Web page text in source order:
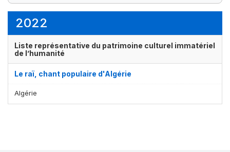
1
2022
Liste représentative du patrimoine culturel immatériel
de l’humanité
Le raï, chant populaire d'Algérie
Algérie